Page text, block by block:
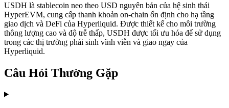
USDH là stablecoin neo theo USD nguyên bản của hệ sinh thái
HyperEVM, cung cấp thanh khoản on-chain ổn định cho hạ tầng
giao dịch và DeFi của Hyperliquid. Được thiết kế cho môi trường
thông lượng cao và độ trễ thấp, USDH được tối ưu hóa để sử dụng
trong các thị trường phái sinh vĩnh viễn và giao ngay của
Hyperliquid.
Câu Hỏi Thường Gặp